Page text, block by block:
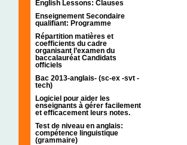
English Lessons: Clauses
Enseignement Secondaire
qualifiant: Programme
Répartition matières et
coefficients du cadre
organisant l’examen du
baccalauréat Candidats
officiels
Bac 2013-anglais- (sc-ex -svt -
tech)
Logiciel pour aider les
enseignants à gérer facilement
et efficacement leurs notes.
Test de niveau en anglais:
compétence linguistique
(grammaire)